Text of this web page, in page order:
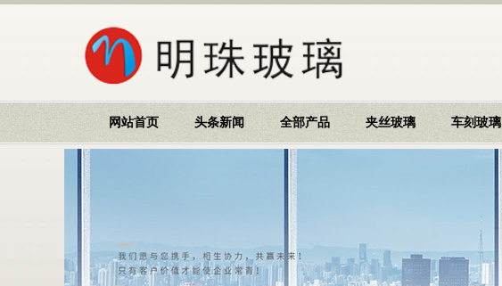
网站首页 头条新闻 全部产品 夹丝玻璃 车刻玻璃